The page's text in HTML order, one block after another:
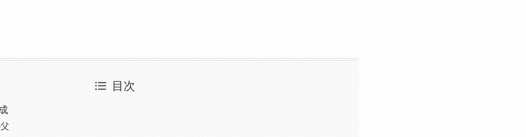
目次